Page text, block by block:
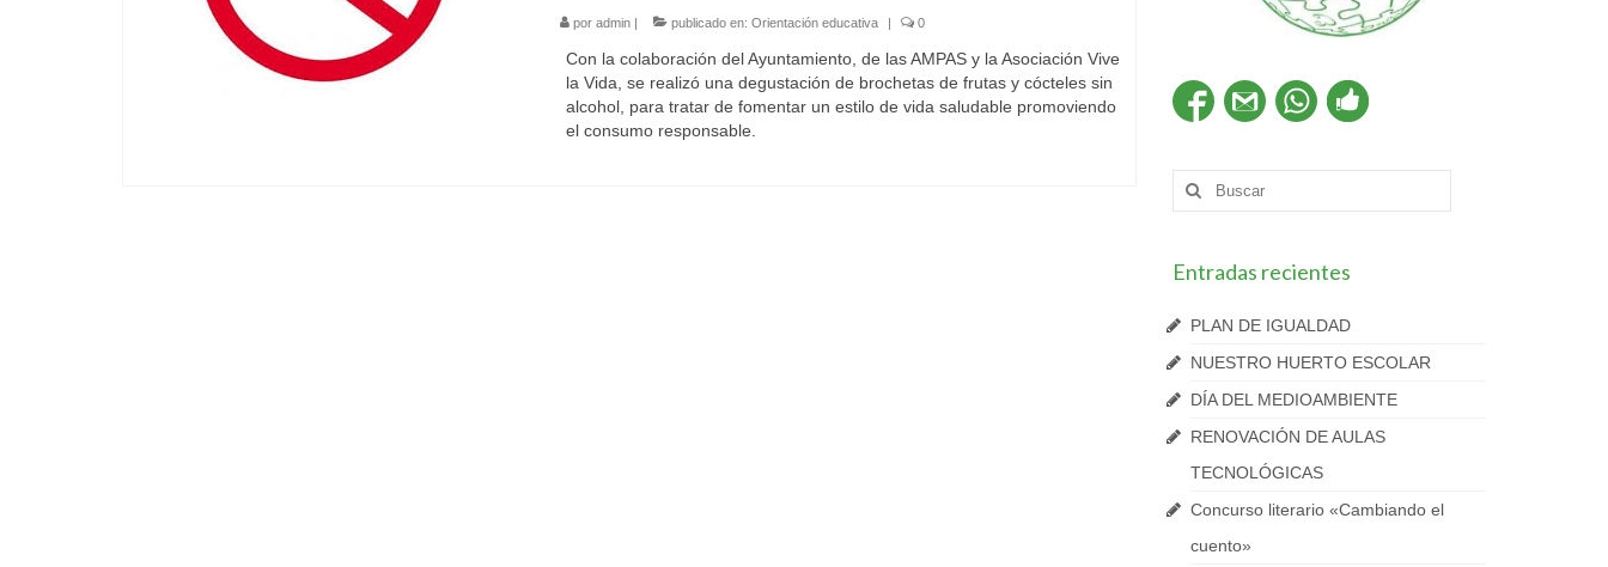
por admin| publicado en: Orientación educativa | 0
Con la colaboración del Ayuntamiento, de las AMPAS y la Asociación Vive
la Vida, se realizó una degustación de brochetas de frutas y cócteles sin
alcohol, para tratar de fomentar un estilo de vida saludable promoviendo
el consumo responsable.
Buscar
por:
Entradas recientes
PLAN DE IGUALDAD
NUESTRO HUERTO ESCOLAR
DÍA DEL MEDIOAMBIENTE
RENOVACIÓN DE AULAS
TECNOLÓGICAS
Concurso literario «Cambiando el
cuento»